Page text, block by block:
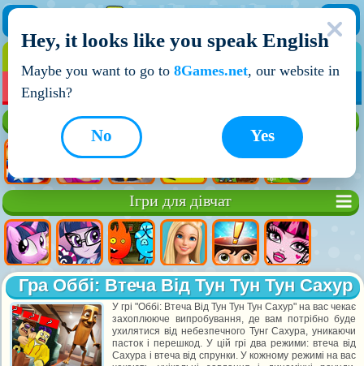
НОВІ ІГРИ
Ігри для дівчат
Гра Оббі: Втеча Від Тун Тун Тун Сахур
У грі "Оббі: Втеча Від Тун Тун Тун Сахур" на вас чекає
захоплююче випробування, де вам потрібно буде
ухилятися від небезпечного Тунг Сахура, уникаючи
пасток і перешкод. У цій грі два режими: втеча від
Сахура і втеча від спрунки. У кожному режимі на вас
Hey, it looks like you speak English
Maybe you want to go to 8Games.net, our website in
English?
Yes
No